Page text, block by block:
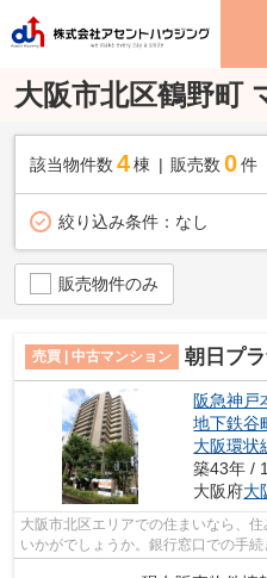
大阪市北区鶴野町
該当物件数 4棟 販売数 0 件
絞り込み条件： なし
販売物件のみ
売買 | 中古マンション 朝日プ
阪急神戸
地下鉄谷
大阪環状
築43年 /
大阪府大
大阪市北区エリアでの住まいなら、
いかがでしょうか。銀行窓口での手
あります。家から167mの場所にショ